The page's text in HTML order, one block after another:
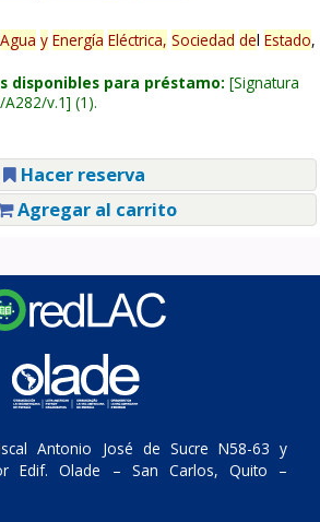
Agua y Energía Eléctrica, Sociedad del Estado,
disponibles para préstamo: Signatura
A282/v.1 (1).
Hacer reserva
Agregar al carrito
Antonio José de Sucre N58-63 y
Edif. Olade – San Carlos, Quito –